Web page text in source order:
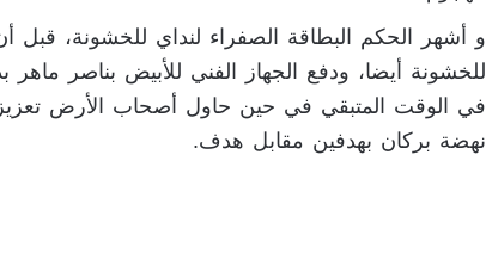
و أشهر الحكم البطاقة الصفراء لنداي للخشونة،
للخشونة أيضا، ودفع الجهاز الفني للأبيض بناصر ماهر
في الوقت المتبقي في حين حاول أصحاب الأرض تعزيز
نهضة بركان بهدفين مقابل هدف.